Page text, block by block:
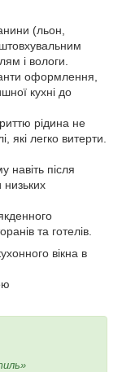
(льон,
і вологи.
оформлення,
кухні до
рідина не
які легко витерти.
навіть після
низьких
та готелів.
вікна в